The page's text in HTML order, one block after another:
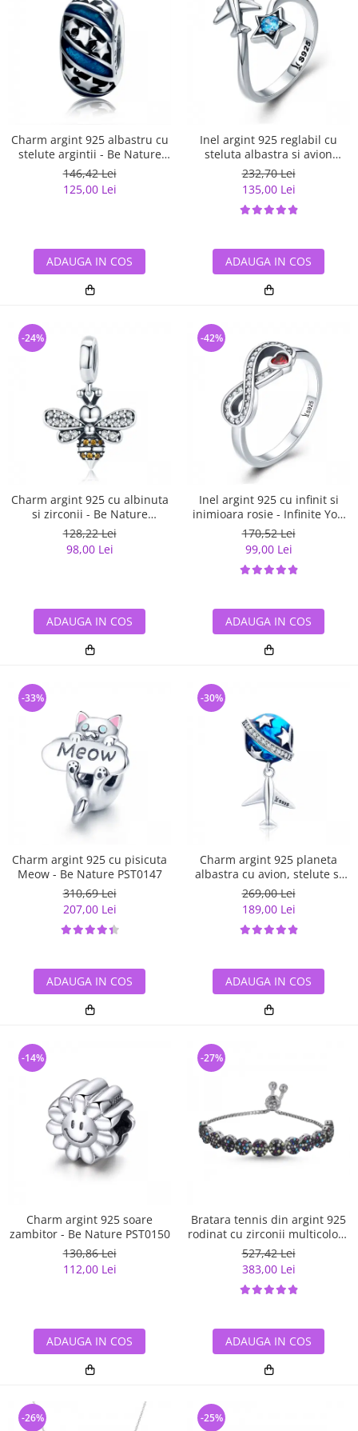
Charm argint 925 albastru cu
stelute argintii - Be Nature
PST0123
146,42 Lei
125,00 Lei
ADAUGA IN COS
Inel argint 925 reglabil cu
steluta albastra si avion
argintiu - Be Nature IST0047
232,70 Lei
135,00 Lei
ADAUGA IN COS
Charm argint 925 cu albinuta
si zirconii - Be Nature
PST0143
128,22 Lei
98,00 Lei
-24%
ADAUGA IN COS
Inel argint 925 cu infinit si
inimioara rosie - Infinite You
IST0062
170,52 Lei
99,00 Lei
-42%
ADAUGA IN COS
Charm argint 925 cu pisicuta
Meow - Be Nature PST0147
310,69 Lei
207,00 Lei
-33%
ADAUGA IN COS
Charm argint 925 planeta
albastra cu avion, stelute si
zirconii albe PST0149
269,00 Lei
189,00 Lei
-30%
ADAUGA IN COS
Charm argint 925 soare
zambitor - Be Nature PST0150
130,86 Lei
112,00 Lei
-14%
ADAUGA IN COS
Bratara tennis din argint 925
rodinat cu zirconii multicolore
- Be Elegant BTU0108
527,42 Lei
383,00 Lei
-27%
ADAUGA IN COS
-26% -25%